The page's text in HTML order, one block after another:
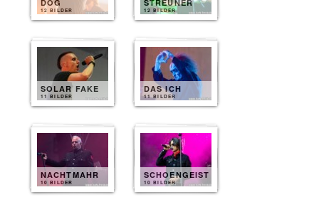
DOG
12 BILDER
STREUNER
12 BILDER
SOLAR FAKE
11 BILDER
DAS ICH
11 BILDER
NACHTMAHR
10 BILDER
SCHOENGEIST
10 BILDER